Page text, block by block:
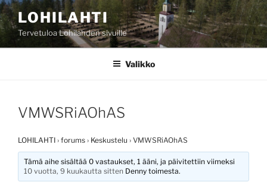
Siirry
sisältöönLOHILAHTI
Tervetuloa Lohilahden sivuille
Valikko
VMWSRiAOhAS
LOHILAHTI › forums › Keskustelu › VMWSRiAOhAS
Tämä aihe sisältää 0 vastaukset, 1 ääni, ja päivitettiin viimeksi
10 vuotta, 9 kuukautta sitten Denny toimesta.